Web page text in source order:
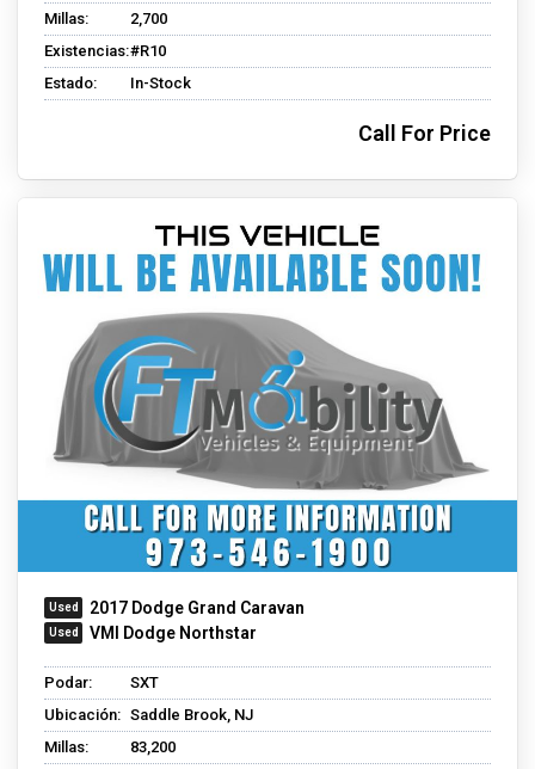
Millas:
2,700
Existencias:#R10
Estado:
In-Stock
Call For Price
2017 Dodge Grand Caravan
VMI Dodge Northstar
Podar:
SXT
Ubicación: Saddle Brook, NJ
Millas:
83,200